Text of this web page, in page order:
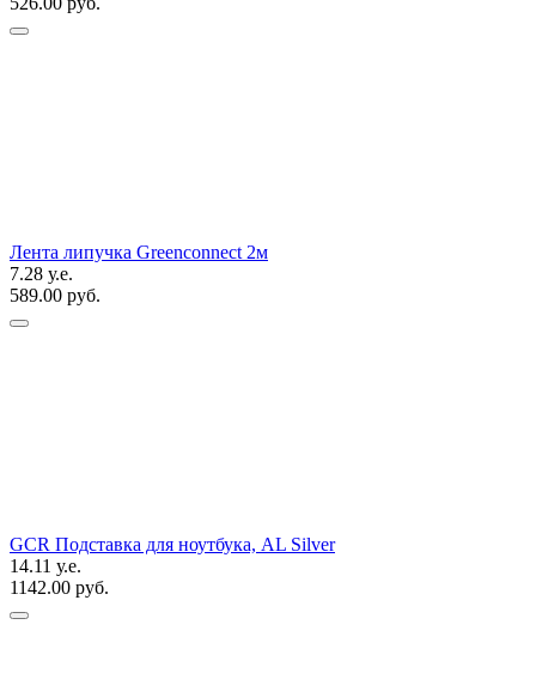
Лента липучка Greenconnect 2м
7.28 у.е.
589.00 руб.
GCR Подставка для ноутбука, AL Silver
14.11 у.е.
1142.00 руб.